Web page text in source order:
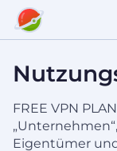
FREE VPN
Eigentümer